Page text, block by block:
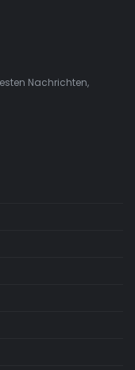
Nachrichten,